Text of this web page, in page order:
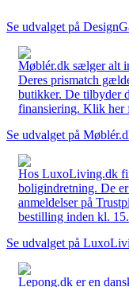
Se udvalget på
Møblér.dk sælger alt
Deres prismatch
butikker. De tilbyder
finansiering. Klik her
Se udvalget på
Hos LuxoLiving.dk
boligindretning. De
anmeldelser på
bestilling inden kl.
Se udvalget på
Lepong.dk er en